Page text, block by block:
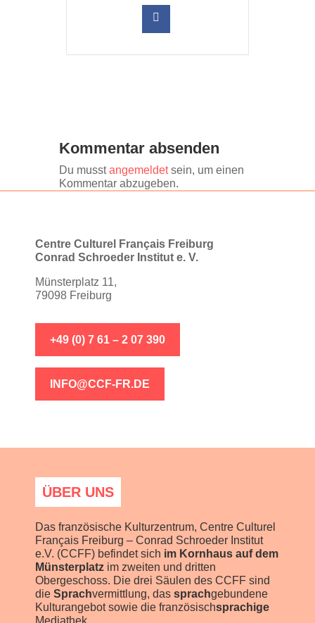
Kommentar absenden
Du musstangemeldetsein, um einen
Kommentar abzugeben.
Centre Culturel Français Freiburg
Conrad Schroeder Institut e. V.
Münsterplatz 11,
79098 Freiburg
+49 (0) 7 61 – 2 07 390
INFO@CCF-FR.DE
ÜBER UNS
Das französische Kulturzentrum, Centre Culturel
Français Freiburg – Conrad Schroeder Institut
e.V. (CCFF) befindet sich im Kornhaus auf dem
Münsterplatz im zweiten und dritten
Obergeschoss. Die drei Säulen des CCFF sind
die Sprachvermittlung, das sprachgebundene
Kulturangebot sowie die französischsprachige
Mediathek.